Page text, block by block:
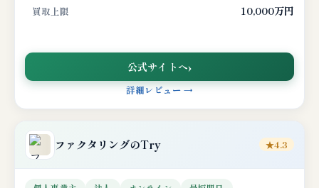
買取上限 10,000万円
公式サイトへ
詳細レビュー →
ファクタリングのTry ★4.3